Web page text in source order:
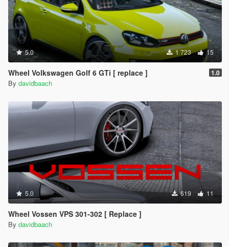
5.0 1 723 15
Wheel Volkswagen Golf 6 GTi [ replace ] 1.0
By davidbaach
5.0 619 11
Wheel Vossen VPS 301-302 [ Replace ]
By davidbaach